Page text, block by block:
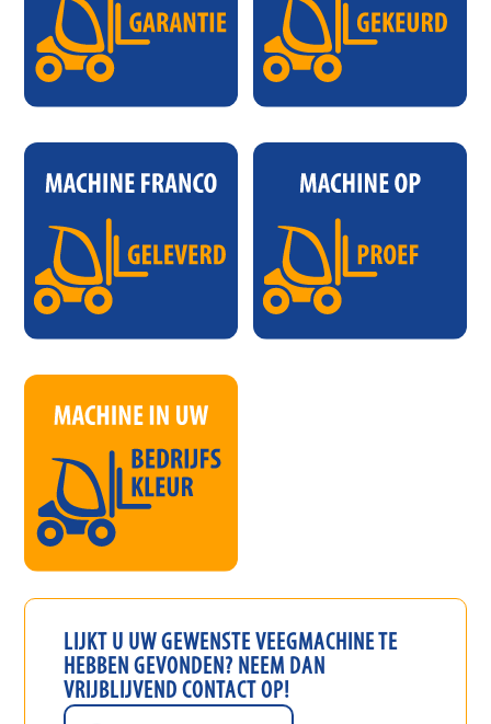
LIJKT U UW GEWENSTEVEEGMACHINETE
HEBBEN GEVONDEN? NEEM DAN
VRIJBLIJVEND CONTACT OP!